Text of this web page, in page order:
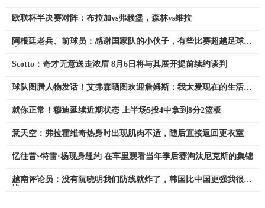
欧联杯半决赛对阵：布拉加vs弗赖堡，森林vs维拉
阿根廷老兵、前球员：感谢国家队的小伙子，有些比赛超越足球本
Scotto：奇才无意送走浓眉 8月6日将与其展开提前续约谈判
球队图腾人物发话！艾弗森晒图欢迎詹姆斯：我太爱现在的生活
就你正常！穆迪延续近期状态 上半场5投4中拿到8分2篮板
意天空：弗拉霍维奇热身时出现肌肉不适，随后直接返回更衣室
忆往昔~特雷·杨现身纽约 在车里观看当年季后赛淘汰尼克斯的集锦
越南评论员：没有阮晓明我们防线就炸了，韩国比中国更强我很担